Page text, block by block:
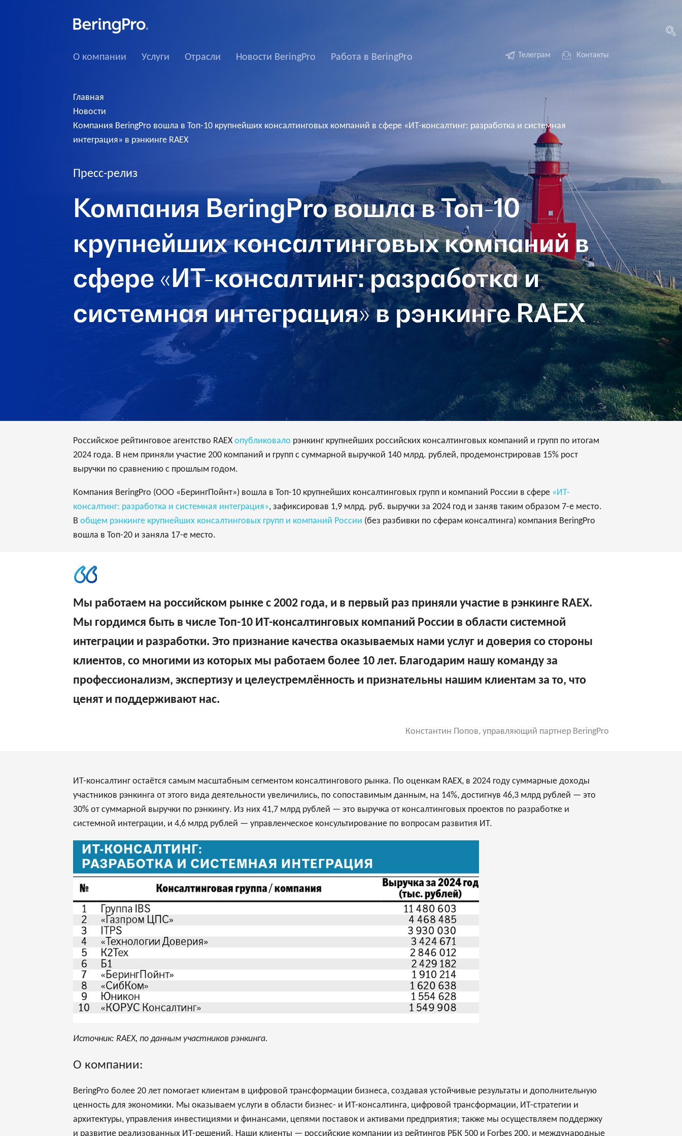
О компании Услуги Отрасли Новости BeringPro Работа в BeringPro Телеграм Контакты
Главная
Новости
Компания BeringPro вошла в Топ-10 крупнейших консалтинговых компаний в сфере «ИТ-консалтинг: разработка и системная
интеграция» в рэнкинге RAEX
Пресс-релиз
Компания BeringPro вошла в Топ-10
крупнейших консалтинговых компаний в
сфере «ИТ-консалтинг: разработка и
системная интеграция» в рэнкинге RAEX
Российское рейтинговое агентство RAEXопубликовало рэнкинг крупнейших российских консалтинговых компаний и групп по итогам
2024 года. В нем приняли участие 200 компаний и групп с суммарной выручкой 140 млрд. рублей, продемонстрировав 15% рост
выручки по сравнению с прошлым годом.
Компания BeringPro (ООО «БерингПойнт») вошла в Топ-10 крупнейших консалтинговых групп и компаний России в сфере «ИТ-
консалтинг: разработка и системная интеграция», зафиксировав 1,9 млрд. руб. выручки за 2024 год и заняв таким образом 7-е место.
Вобщем рэнкинге крупнейших консалтинговых групп и компаний России (без разбивки по сферам консалтинга) компания BeringPro
вошла в Топ-20 и заняла 17-е место.
Мы работаем на российском рынке с 2002 года, и в первый раз приняли участие в рэнкинге RAEX.
Мы гордимся быть в числе Топ-10 ИТ-консалтинговых компаний России в области системной
интеграции и разработки. Это признание качества оказываемых нами услуг и доверия со стороны
клиентов, со многими из которых мы работаем более 10 лет. Благодарим нашу команду за
профессионализм, экспертизу и целеустремлённость и признательны нашим клиентам за то, что
ценят и поддерживают нас.
Константин Попов, управляющий партнер BeringPro
ИТ-консалтинг остаётся самым масштабным сегментом консалтингового рынка. По оценкам RAEX, в 2024 году суммарные доходы
участников рэнкинга от этого вида деятельности увеличились, по сопоставимым данным, на 14%, достигнув 46,3 млрд рублей — это
30% от суммарной выручки по рэнкингу. Из них 41,7 млрд рублей — это выручка от консалтинговых проектов по разработке и
системной интеграции, и 4,6 млрд рублей — управленческое консультирование по вопросам развития ИТ.
Источник: RAEX, по данным участников рэнкинга.
О компании:
BeringPro более 20 лет помогает клиентам в цифровой трансформации бизнеса, создавая устойчивые результаты и дополнительную
ценность для экономики. Мы оказываем услуги в области бизнес- и ИТ-консалтинга, цифровой трансформации, ИТ-стратегии и
архитектуры, управления инвестициями и финансами, цепями поставок и активами предприятия; также мы осуществляем поддержку
и развитие реализованных ИТ-решений. Наши клиенты — российские компании из рейтингов РБК 500 и Forbes 200, и международные